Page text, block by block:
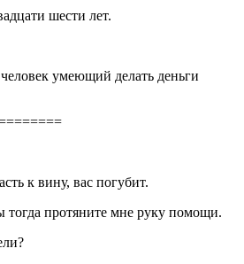
шести лет.
умеющий делать деньги
к вину, вас погубит.
тогда протяните мне руку помощи.